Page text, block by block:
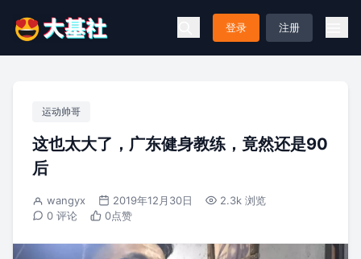
登录 注册
运动帅哥
这也太大了，广东健身教练，竟然还是90
后
wangyx 2019年12月30日
2.3k 浏览
0 评论
0点赞